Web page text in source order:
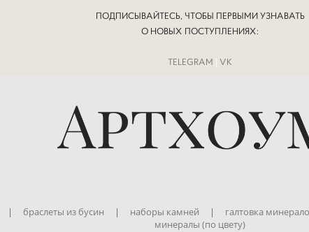
ПОДПИСЫВАЙТЕСЬ, ЧТОБЫ ПЕРВЫМИ УЗНАВАТЬ
О НОВЫХ ПОСТУПЛЕНИЯХ:
TELEGRAM | VK
| браслеты из бусин | наборы камней | галтовка
минералы (по цвету)